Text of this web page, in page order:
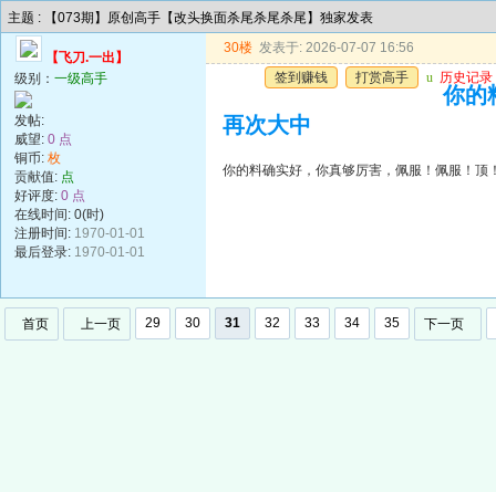
主题 : 【073期】原创高手【改头换面杀尾杀尾杀尾】独家发表
【飞刀.一出】
级别： 一级高手
发帖:
威望: 0 点
铜币: 枚
贡献值: 点
好评度: 0 点
在线时间: 0(时)
注册时间: 1970-01-01
最后登录: 1970-01-01
30楼 发表于: 2026-07-07 16:56
签到赚钱
打赏高手 u 历史记录
你的
再次大中
你的料确实好，你真够厉害，佩服！佩服！顶
首页 上一页 29 30 31 32 33 34 35 下一页